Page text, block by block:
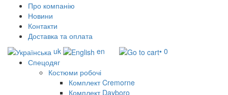
Про компанію
Новини
Контакти
Доставка та оплата
uk
en
• 0
Спецодяг
Костюми робочі
Комплект Cremorne
Комплект Dayboro